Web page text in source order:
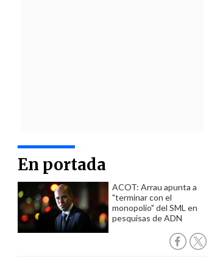
En portada
ACOT: Arrau apunta a
"terminar con el
monopolio" del SML en
pesquisas de ADN